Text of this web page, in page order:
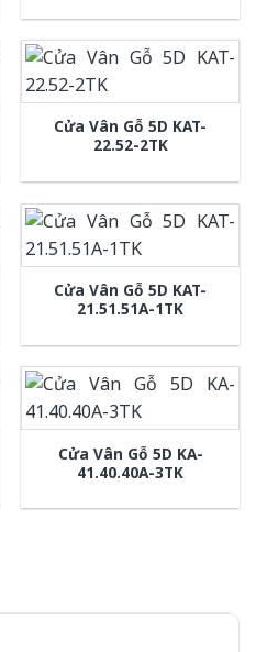
Cửa Vân Gỗ 5D KAT-
22.52-2TK
Cửa Vân Gỗ 5D KAT-
21.51.51A-1TK
Cửa Vân Gỗ 5D KA-
41.40.40A-3TK